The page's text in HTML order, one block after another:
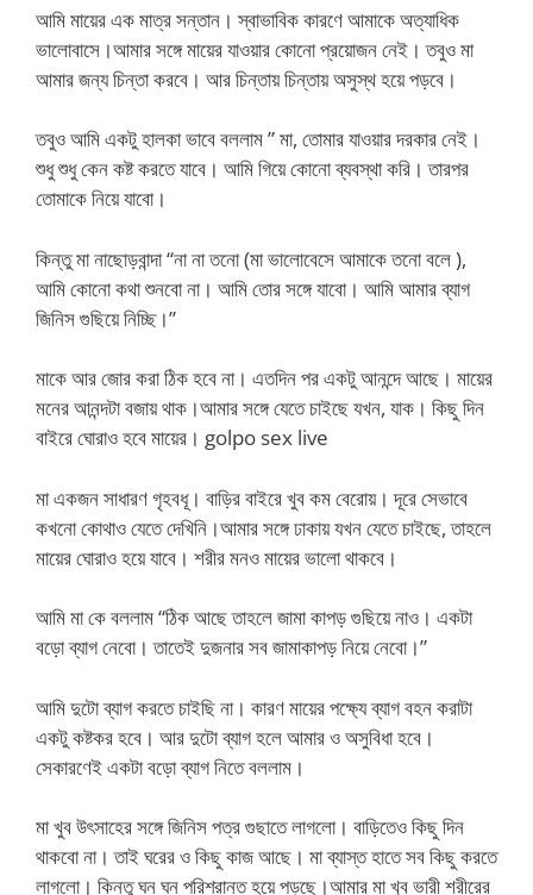
আমি মায়ের এক মাত্র সন্তান। স্বাভাবিক কারণে আমাকে অত্যাধিক
ভালোবাসে।আমার সঙ্গে মায়ের যাওয়ার কোনো প্রয়োজন নেই। তবুও মা
আমার জন্য চিন্তা করবে। আর চিন্তায় চিন্তায় অসুস্থ হয়ে পড়বে।
তবুও আমি একটু হালকা ভাবে বললাম ” মা, তোমার যাওয়ার দরকার নেই।
শুধু শুধু কেন কষ্ট করতে যাবে। আমি গিয়ে কোনো ব্যবস্থা করি। তারপর
তোমাকে নিয়ে যাবো।
কিন্তু মা নাছোড়বান্দা “না না তনো (মা ভালোবেসে আমাকে তনো বলে ),
আমি কোনো কথা শুনবো না। আমি তোর সঙ্গে যাবো। আমি আমার ব্যাগ
জিনিস গুছিয়ে নিচ্ছি।”
মাকে আর জোর করা ঠিক হবে না। এতদিন পর একটু আনন্দে আছে। মায়ের
মনের আনন্দটা বজায় থাক।আমার সঙ্গে যেতে চাইছে যখন, যাক। কিছু দিন
বাইরে ঘোরাও হবে মায়ের। golpo sex live
মা একজন সাধারণ গৃহবধূ। বাড়ির বাইরে খুব কম বেরোয়। দূরে সেভাবে
কখনো কোথাও যেতে দেখিনি।আমার সঙ্গে ঢাকায় যখন যেতে চাইছে, তাহলে
মায়ের ঘোরাও হয়ে যাবে। শরীর মনও মায়ের ভালো থাকবে।
আমি মা কে বললাম “ঠিক আছে তাহলে জামা কাপড় গুছিয়ে নাও। একটা
বড়ো ব্যাগ নেবো। তাতেই দুজনার সব জামাকাপড় নিয়ে নেবো।”
আমি দুটো ব্যাগ করতে চাইছি না। কারণ মায়ের পক্ষ্যে ব্যাগ বহন করাটা
একটু কষ্টকর হবে। আর দুটো ব্যাগ হলে আমার ও অসুবিধা হবে।
সেকারণেই একটা বড়ো ব্যাগ নিতে বললাম।
মা খুব উৎসাহের সঙ্গে জিনিস পত্র গুছাতে লাগলো। বাড়িতেও কিছু দিন
থাকবো না। তাই ঘরের ও কিছু কাজ আছে। মা ব্যাস্ত হাতে সব কিছু করতে
লাগলো। কিন্তু ঘন ঘন পরিশ্রান্ত হয়ে পড়ছে।আমার মা খুব ভারী শরীরের